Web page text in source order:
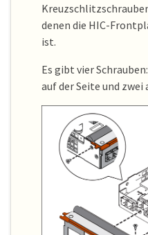
denen die HIC-
ist.
Es gibt vier
auf der Seite und zwei